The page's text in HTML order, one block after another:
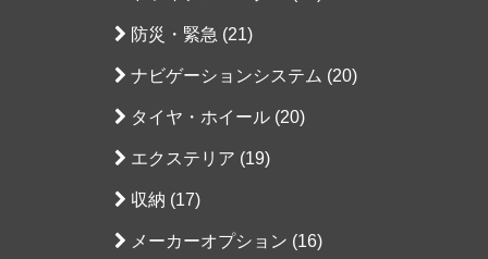
防災・緊急 (21)
ナビゲーションシステム (20)
タイヤ・ホイール (20)
エクステリア (19)
収納 (17)
メーカーオプション (16)